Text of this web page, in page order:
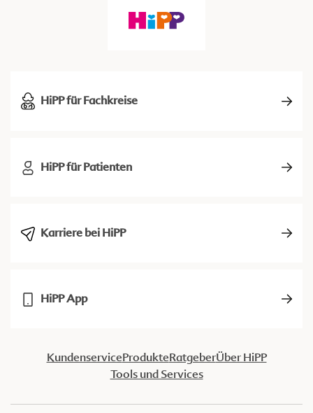
HiPP für Fachkreise
HiPP für Patienten
Karriere bei HiPP
HiPP App
KundenserviceProdukteRatgeberÜber HiPP
Tools und Services